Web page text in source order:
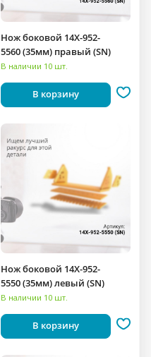
Нож боковой 14X-952-
5560 (35мм) правый (SN)
В наличии 10 шт.
В корзину
Нож боковой 14X-952-
5550 (35мм) левый (SN)
В наличии 10 шт.
В корзину